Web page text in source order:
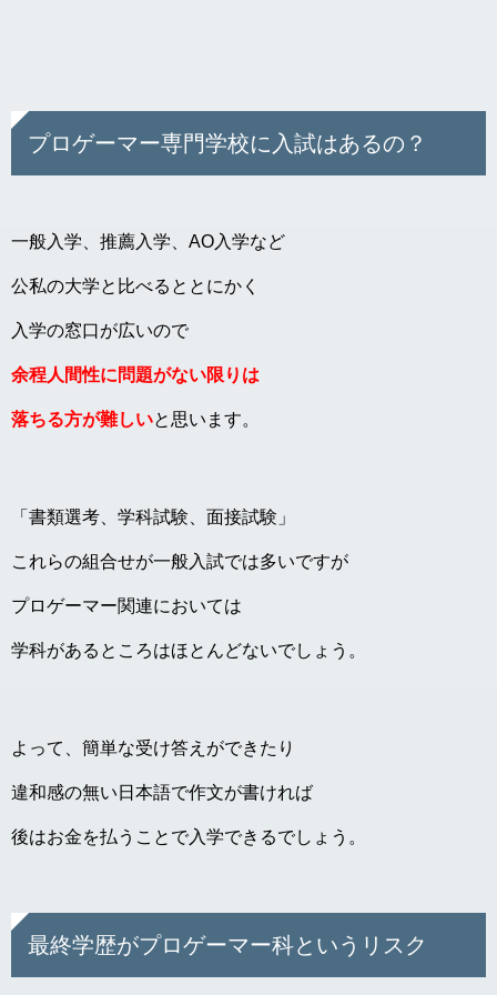
プロゲーマー専門学校に入試はあるの？
一般入学、推薦入学、AO入学など
公私の大学と比べるととにかく
入学の窓口が広いので
余程人間性に問題がない限りは
落ちる方が難しいと思います。
「書類選考、学科試験、面接試験」
これらの組合せが一般入試では多いですが
プロゲーマー関連においては
学科があるところはほとんどないでしょう。
よって、簡単な受け答えができたり
違和感の無い日本語で作文が書ければ
後はお金を払うことで入学できるでしょう。
最終学歴がプロゲーマー科というリスク